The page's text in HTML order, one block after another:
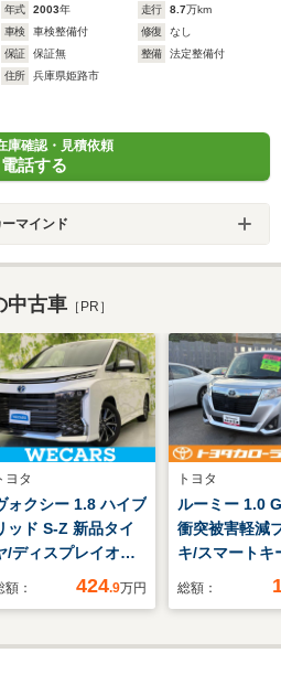
年式 2003年 走行 8.7万km
車検
車検整備付 修復
なし
保証
保証無 整備
法定整備付
住所
兵庫県姫路市
庫確認・見積依頼
電話する
マインド
中古車 ［PR］
ヨタ
ォクシー 1.8 ハイブ
ッド S-Z 新品タイ
/ディスプレイオー
ディオ+ナビ10インチ/
安全装置/両側電動
額： 424.9万円
トヨタ
ルーミー 1.0
衝突被害軽減
キ/スマートキ
ワンセグTV/
総額：